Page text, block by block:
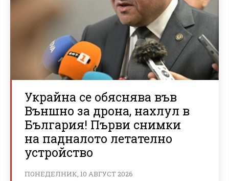
Украйна се обяснява във
Външно за дрона, нахлул в
България! Първи снимки
на падналото летателно
устройство
ПОНЕДЕЛНИК, 10 АВГУСТ 2026